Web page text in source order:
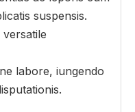
suspensis.
labore, iungendo